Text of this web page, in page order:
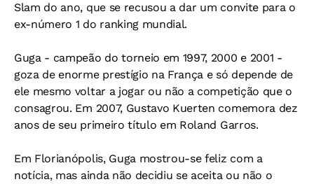
Slam do ano, que se recusou a dar um convite para o
ex-número 1 do ranking mundial.
Guga - campeão do torneio em 1997, 2000 e 2001 -
goza de enorme prestígio na França e só depende de
ele mesmo voltar a jogar ou não a competição que o
consagrou. Em 2007, Gustavo Kuerten comemora dez
anos de seu primeiro título em Roland Garros.
Em Florianópolis, Guga mostrou-se feliz com a
notícia, mas ainda não decidiu se aceita ou não o